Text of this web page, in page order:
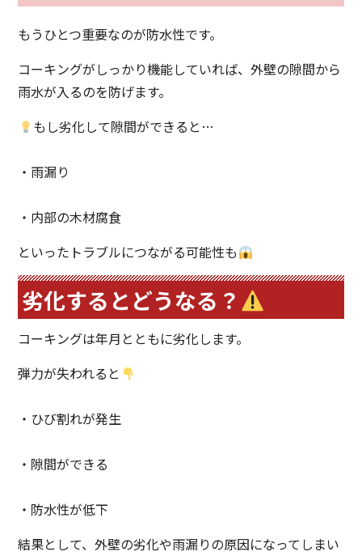
もうひとつ重要なのが防水性です。
コーキングがしっかり機能していれば、外壁の隙間から
雨水が入るのを防げます。
もし劣化して隙間ができると…
・雨漏り
・内部の木材腐食
といったトラブルにつながる可能性も
劣化するとどうなる？
コーキングは年月とともに劣化します。
弾力が失われると
・ひび割れが発生
・隙間ができる
・防水性が低下
結果として、外壁の劣化や雨漏りの原因になってしまい